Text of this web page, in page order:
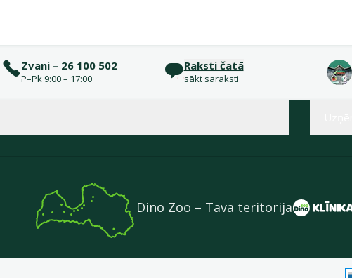
Zvani – 26 100 502
P–Pk 9:00 – 17:00
Raksti čatā
sākt saraksti
Dino Zoo – Tava teritorija